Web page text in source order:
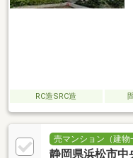
RC造SRC造
売マンション（建物
静岡県浜松市中